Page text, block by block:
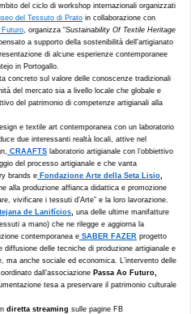
del ciclo di workshop internazionali organizzati
del Tessuto di Prato in collaborazione con
Futuro , organizza “Sustainability Of Textile Heritage
a supporto della sostenibilità dell’artigianato
di alcune esperienze contemporanee
in Portogallo.
concreto sul valore delle conoscenze tradizionali
del mercato sia a livello locale che globale e
del patrimonio di competenze artigianali alla
e textile art contemporanea con un laboratorio
due interessanti realtà locali, attive nel
CRAAFTS laboratorio artigianale con l’obbiettivo
del processo artigianale e che vanta
brands e Fondazione Arte della Seta Lisio
alla produzione affianca didattica e promozione
vivificare i tessuti d’Arte” e la loro lavorazione.
de Lanifícios una delle ultime manifatture
a mano) che ne rilegge e aggiorna la
contemporanea e SABER FAZER progetto
delle tecniche di produzione artigianale e
ma anche sociale ed economica. L’intervento delle
dall’associazione Passa Ao Futuro,
tesa a preservare il patrimonio culturale
diretta streaming sulle pagine FB